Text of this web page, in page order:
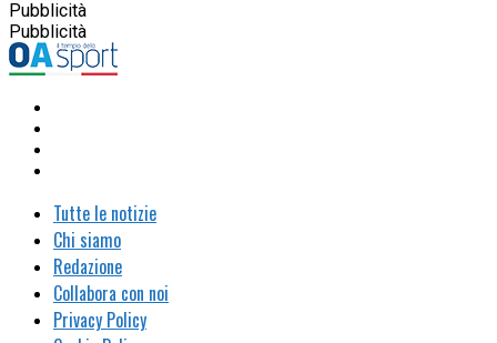
Pubblicità
Pubblicità
Tutte le notizie
Chi siamo
Redazione
Collabora con noi
Privacy Policy